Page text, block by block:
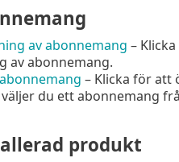
av abonnemang –
av abonnemang.
– Klicka för att
väljer du ett abonnemang
produkt